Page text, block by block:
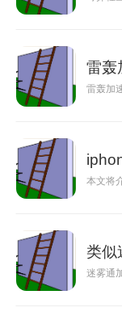
雷轰
雷轰加
本文将
类似
迷雾通